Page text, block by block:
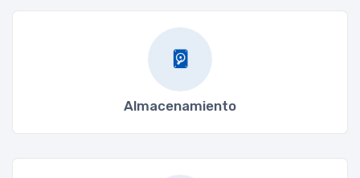
Almacenamiento